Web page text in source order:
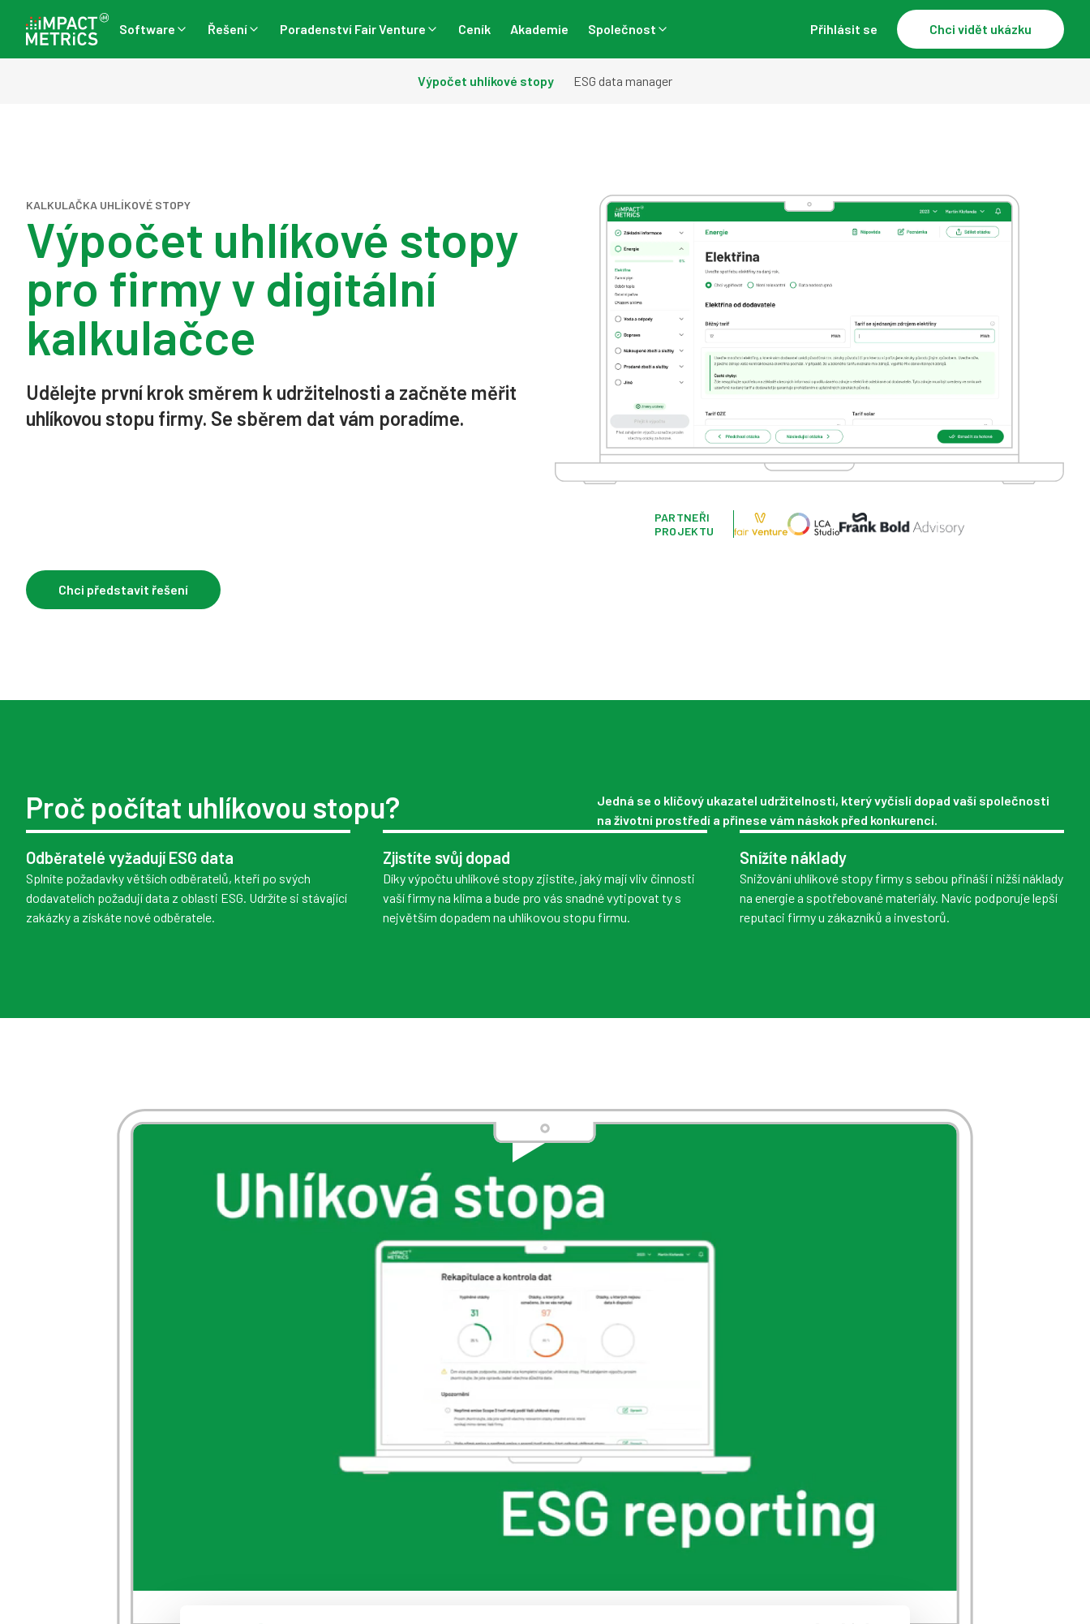
Software Řešení Poradenství Fair Venture Ceník Akademie Společnost Přihlásit se Chci vidět ukázku
Výpočet uhlíkové stopy ESG data manager
KALKULAČKA UHLÍKOVÉ STOPY
Výpočet uhlíkové stopy
pro firmy v digitální
kalkulačce
Udělejte první krok směrem k udržitelnosti a začněte měřit
uhlíkovou stopu firmy. Se sběrem dat vám poradíme.
PARTNEŘI
PROJEKTU
Chci představit řešení
Proč počítat uhlíkovou stopu?
Jedná se o klíčový ukazatel udržitelnosti, který vyčíslí dopad vaší společnosti
na životní prostředí a přinese vám náskok před konkurencí.
Odběratelé vyžadují ESG data
Splníte požadavky větších odběratelů, kteří po svých
dodavatelích požadují data z oblasti ESG. Udržíte si stávající
zakázky a získáte nové odběratele.
Zjistíte svůj dopad
Díky výpočtu uhlíkové stopy zjistíte, jaký mají vliv činnosti
vaší firmy na klima a bude pro vás snadné vytipovat ty s
největším dopadem na uhlíkovou stopu firmu.
Snížíte náklady
Snižování uhlíkové stopy firmy s sebou přináší i nižší náklady
na energie a spotřebované materiály. Navíc podporuje lepší
reputaci firmy u zákazníků a investorů.